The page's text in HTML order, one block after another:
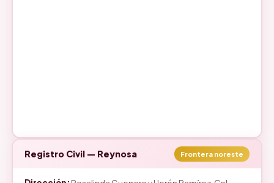
Registro Civil — Reynosa Frontera noreste